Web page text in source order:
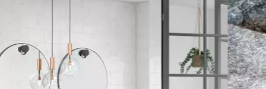
ALE -10%
Nimimerkki
auton viereen